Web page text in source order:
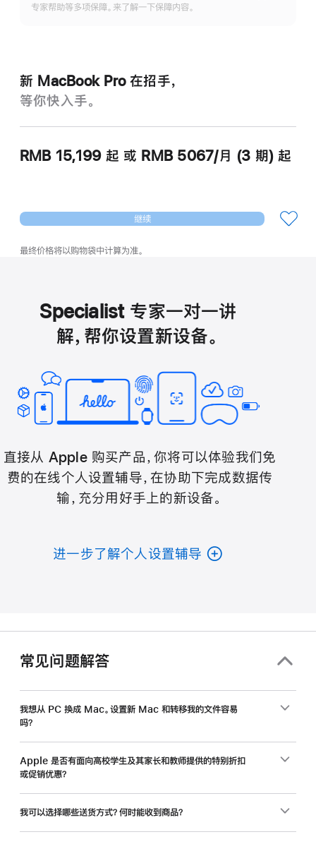
专家帮助等多项保障。来了解一下保障内容。
新 MacBook Pro 在招手，
等你快入手。
RMB 15,199起 或 RMB 5067/月 (3 期) 起
继续
最终价格将以购物袋中计算为准。
Specialist 专家一对一讲
解，帮你设置新设备。
直接从 Apple 购买产品，你将可以体验我们免
费的在线个人设置辅导，在协助下完成数据传
输，充分用好手上的新设备。
进一步了解个人设置辅导
常见问题解答
我想从 PC 换成 Mac。设置新 Mac 和转移我的文件容易
吗？
Apple 是否有面向高校学生及其家长和教师提供的特别折扣
或促销优惠？
我可以选择哪些送货方式？何时能收到商品？